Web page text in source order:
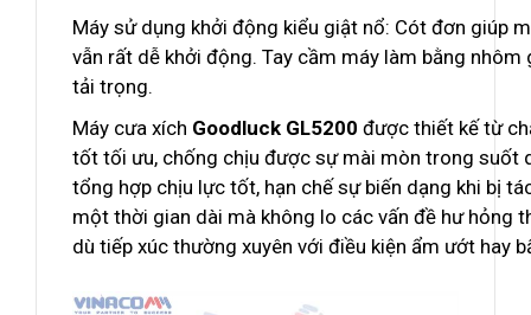
Máy sử dụng khởi động kiểu giật nổ: Cót đơn giúp
vẫn rất dễ khởi động. Tay cầm máy làm bằng
tải trọng.
Máy cưa xích Goodluck GL5200 được thiết kế từ
tốt tối ưu, chống chịu được sự mài mòn trong suốt
tổng hợp chịu lực tốt, hạn chế sự biến dạng khi bị
một thời gian dài mà không lo các vấn đề hư hỏng
dù tiếp xúc thường xuyên với điều kiện ẩm ướt hay